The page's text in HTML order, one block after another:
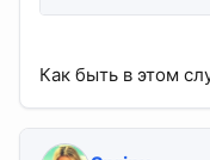
Как быть в этом